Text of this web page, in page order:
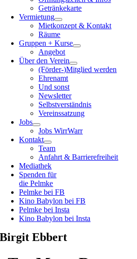
Getränkekarte
Vermietung
Mietkonzept & Kontakt
Räume
Gruppen + Kurse
Angebot
Über den Verein
(Förder-)Mitglied werden
Ehrenamt
Und sonst
Newsletter
Selbstverständnis
Vereinssatzung
Jobs
Jobs WirrWarr
Kontakt
Team
Anfahrt & Barrierefreiheit
Mediathek
Spenden für
die Pelmke
Pelmke bei FB
Kino Babylon bei FB
Pelmke bei Insta
Kino Babylon bei Insta
Birgit Ebbert